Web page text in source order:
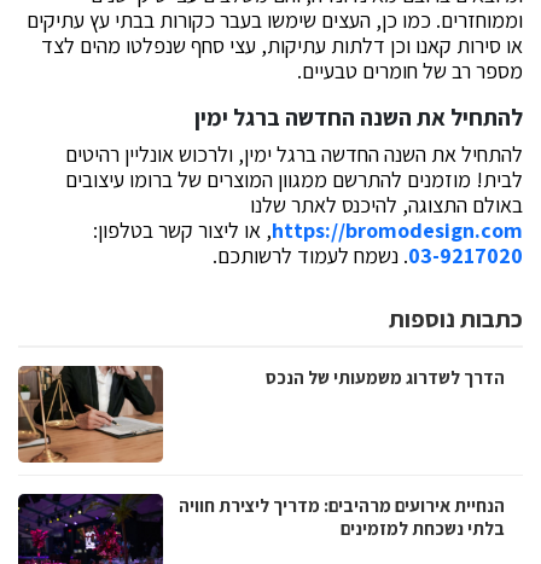
וממוחזרים. כמו כן, העצים שימשו בעבר כקורות בבתי עץ עתיקים
או סירות קאנו וכן דלתות עתיקות, עצי סחף שנפלטו מהים לצד
מספר רב של חומרים טבעיים.
להתחיל את השנה החדשה ברגל ימין
להתחיל את השנה החדשה ברגל ימין, ולרכוש אונליין רהיטים
לבית! מוזמנים להתרשם ממגוון המוצרים של ברומו עיצובים
באולם התצוגה, להיכנס לאתר שלנו
https://bromodesign.com, או ליצור קשר בטלפון:
03-9217020. נשמח לעמוד לרשותכם.
כתבות נוספות
הדרך לשדרוג משמעותי של הנכס
הנחיית אירועים מרהיבים: מדריך ליצירת חוויה
בלתי נשכחת למזמינים